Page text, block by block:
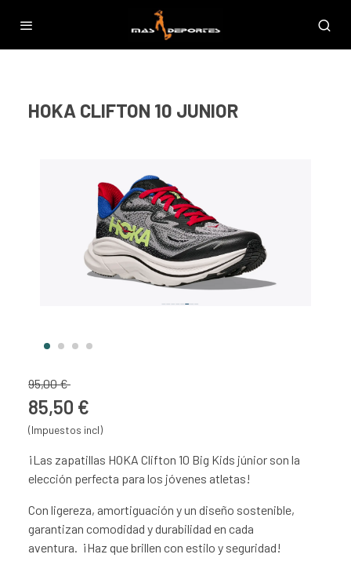
HOKA CLIFTON 10 JUNIOR
95,00 €
85,50 €
(Impuestos incl)
¡Las zapatillas HOKA Clifton 10 Big Kids júnior son la
elección perfecta para los jóvenes atletas!
Con ligereza, amortiguación y un diseño sostenible,
garantizan comodidad y durabilidad en cada
aventura. ¡Haz que brillen con estilo y seguridad!